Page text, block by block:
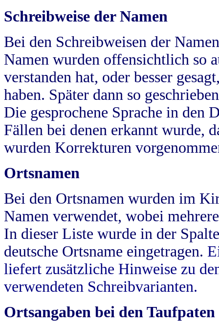
Schreibweise der Namen
Bei den Schreibweisen der
Namen wurden offensichtlich so
verstanden hat, oder besser
haben. Später dann so
Die gesprochene Sprache in
Fällen bei denen erkannt wurde,
wurden Korrekturen
Ortsnamen
Bei den Ortsnamen wurden im
Namen verwendet, wobei
In dieser Liste wurde in der
deutsche Ortsname eingetragen.
liefert zusätzliche Hinweise zu
verwendeten Schreibvarianten.
Ortsangaben bei den Taufpaten